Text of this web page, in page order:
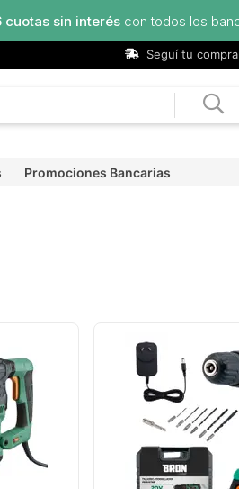
Seguí tu compra
Promociones Bancarias